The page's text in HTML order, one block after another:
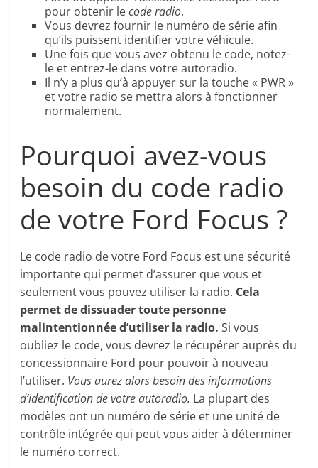
pour obtenir lecode radio.
Vous devrez fournir le numéro de série afin
qu’ils puissent identifier votre véhicule.
Une fois que vous avez obtenu le code, notez-
le et entrez-le dans votre autoradio.
Il n’y a plus qu’à appuyer sur la touche « PWR »
et votre radio se mettra alors à fonctionner
normalement.
Pourquoi avez-vous
besoin du code radio
de votre Ford Focus ?
Le code radio de votre Ford Focus est une sécurité
importante qui permet d’assurer que vous et
seulement vous pouvez utiliser la radio. Cela
permet de dissuader toute personne
malintentionnée d’utiliser la radio. Si vous
oubliez le code, vous devrez le récupérer auprès du
concessionnaire Ford pour pouvoir à nouveau
l’utiliser. Vous aurez alors besoin des informations
d’identification de votre autoradio. La plupart des
modèles ont un numéro de série et une unité de
contrôle intégrée qui peut vous aider à déterminer
le numéro correct.